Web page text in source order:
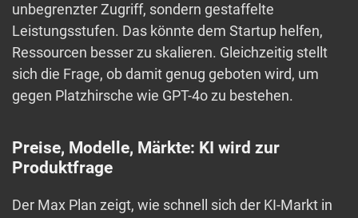
unbegrenzter Zugriff, sondern gestaffelte
Leistungsstufen. Das könnte dem Startup helfen,
Ressourcen besser zu skalieren. Gleichzeitig stellt
sich die Frage, ob damit genug geboten wird, um
gegen Platzhirsche wie GPT-4o zu bestehen.
Preise, Modelle, Märkte: KI wird zur
Produktfrage
Der Max Plan zeigt, wie schnell sich der KI-Markt in